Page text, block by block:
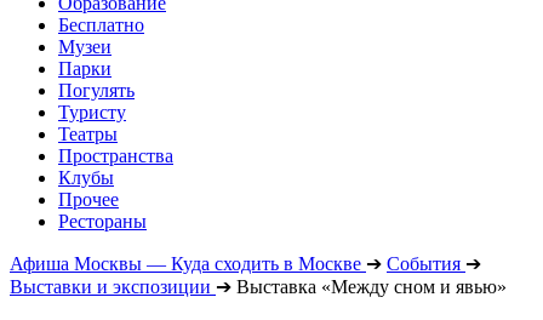
Бесплатно
Музеи
Парки
Погулять
Туристу
Театры
Пространства
Клубы
Прочее
Рестораны
Афиша Москвы — Куда сходить в Москве ➔ События ➔
Выставки и экспозиции ➔ Выставка «Между сном и явью»